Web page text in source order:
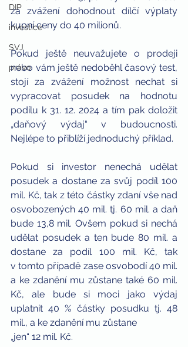
DIP
investice
SVJ
právo
za zvážení dohodnout dílčí výplaty
kupní ceny do 40 milionů.
Pokud ještě neuvažujete o prodeji
nebo vám ještě nedoběhl časový test,
stojí za zvážení možnost nechat si
vypracovat posudek na hodnotu
podílu k 31. 12. 2024 a tím pak doložit
„daňový výdaj“ v budoucnosti.
Nejlépe to přiblíží jednoduchý příklad.
Pokud si investor nenechá udělat
posudek a dostane za svůj podíl 100
mil. Kč, tak z této částky zdaní vše nad
osvobozených 40 mil. tj. 60 mil. a daň
bude 13,8 mil. Ovšem pokud si nechá
udělat posudek a ten bude 80 mil. a
dostane za podíl 100 mil. Kč, tak
v tomto případě zase osvobodí 40 mil.
a ke zdanění mu zůstane také 60 mil.
Kč, ale bude si moci jako výdaj
uplatnit 40 % částky posudku tj. 48
mil., a ke zdanění mu zůstane
„jen“ 12 mil. Kč.